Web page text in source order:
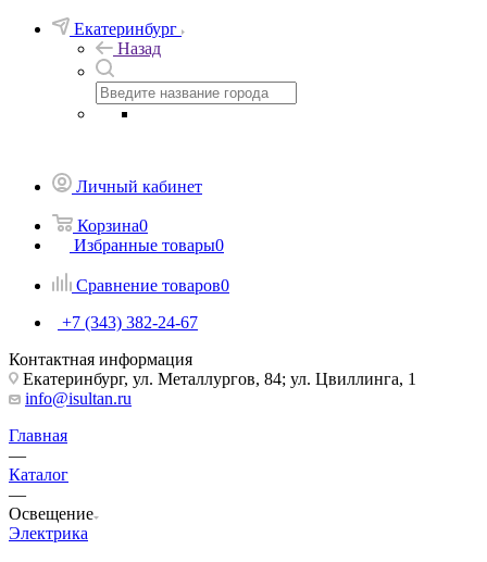
Екатеринбург
Назад
Личный кабинет
Корзина0
Избранные товары0
Сравнение товаров0
+7 (343) 382-24-67
Контактная информация
Екатеринбург, ул. Металлургов, 84; ул. Цвиллинга, 1
info@isultan.ru
Главная
—
Каталог
—
Освещение
Электрика